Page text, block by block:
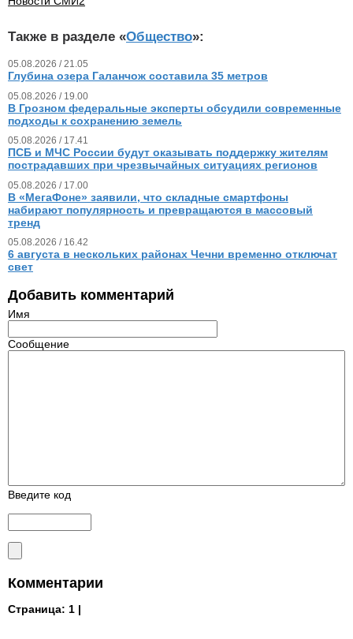
Также в разделе «Общество»:
05.08.2026 / 21.05
Глубина озера Галанчож составила 35 метров
05.08.2026 / 19.00
В Грозном федеральные эксперты обсудили современные
подходы к сохранению земель
05.08.2026 / 17.41
ПСБ и МЧС России будут оказывать поддержку жителям
пострадавших при чрезвычайных ситуациях регионов
05.08.2026 / 17.00
В «МегаФоне» заявили, что складные смартфоны
набирают популярность и превращаются в массовый
тренд
05.08.2026 / 16.42
6 августа в нескольких районах Чечни временно отключат
свет
Добавить комментарий
Имя
Сообщение
Введите код
Комментарии
Страница: 1 |